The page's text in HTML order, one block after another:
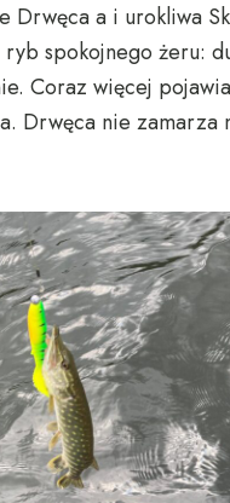
a i urokliwa
spokojnego żeru:
Coraz więcej
Drwęca nie zamarza